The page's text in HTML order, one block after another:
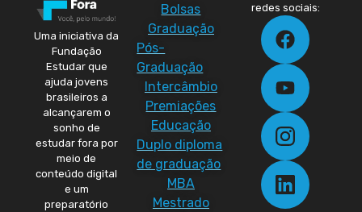
Uma iniciativa da
Fundação
Estudar que
ajuda jovens
brasileiros a
alcançarem o
sonho de
estudar fora por
meio de
conteúdo digital
e um
preparatório
Bolsas
Graduação
Pós-
Graduação
Intercâmbio
Premiações
Educação
Duplo diploma
de graduação
MBA
Mestrado
redes sociais: